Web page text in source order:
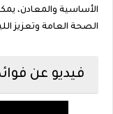
الأساسية والمعادن،
الصحة العامة وتعزيز
فيديو عن